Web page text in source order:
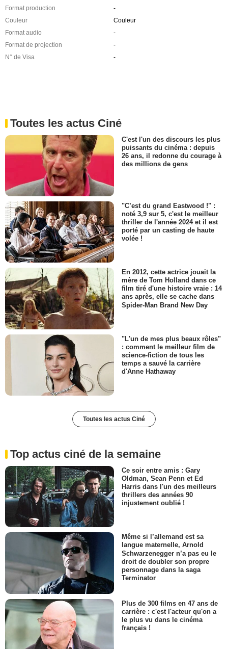
Format production
-
Couleur
Couleur
Format audio
-
Format de projection
-
N° de Visa
-
Toutes les actus Ciné
C'est l'un des discours les plus
puissants du cinéma : depuis
26 ans, il redonne du courage à
des millions de gens
"C’est du grand Eastwood !" :
noté 3,9 sur 5, c'est le meilleur
thriller de l'année 2024 et il est
porté par un casting de haute
volée !
En 2012, cette actrice jouait la
mère de Tom Holland dans ce
film tiré d'une histoire vraie : 14
ans après, elle se cache dans
Spider-Man Brand New Day
"L'un de mes plus beaux rôles"
: comment le meilleur film de
science-fiction de tous les
temps a sauvé la carrière
d'Anne Hathaway
Toutes les actus Ciné
Top actus ciné de la semaine
Ce soir entre amis : Gary
Oldman, Sean Penn et Ed
Harris dans l'un des meilleurs
thrillers des années 90
injustement oublié !
Même si l’allemand est sa
langue maternelle, Arnold
Schwarzenegger n’a pas eu le
droit de doubler son propre
personnage dans la saga
Terminator
Plus de 300 films en 47 ans de
carrière : c'est l'acteur qu'on a
le plus vu dans le cinéma
français !